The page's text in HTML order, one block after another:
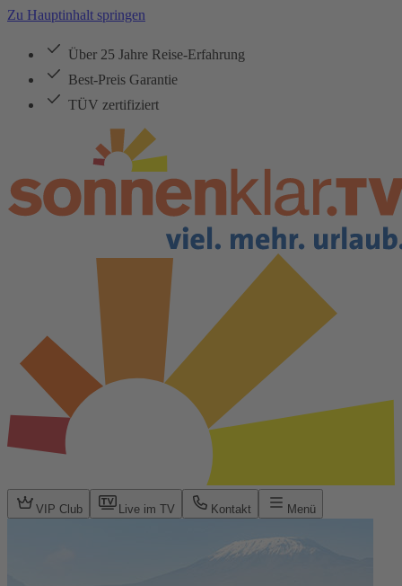
Zu Hauptinhalt springen
Über 25 Jahre Reise-Erfahrung
Best-Preis Garantie
TÜV zertifiziert
VIP Club Live im TV Kontakt Menü